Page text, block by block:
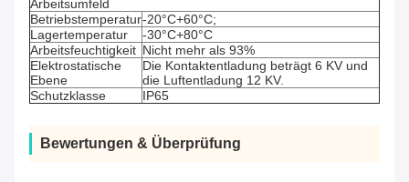
Arbeitsumfeld
Betriebstemperatur-20°C+60°C;
Lagertemperatur
-30°C+80°C
Arbeitsfeuchtigkeit Nicht mehr als 93%
Elektrostatische
Ebene
Die Kontaktentladung beträgt 6 KV und
die Luftentladung 12 KV.
Schutzklasse
IP65
Bewertungen & Überprüfung